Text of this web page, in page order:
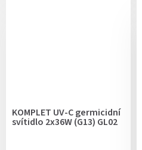
KOMPLET UV-C germicidní
svítidlo 2x36W (G13) GL02